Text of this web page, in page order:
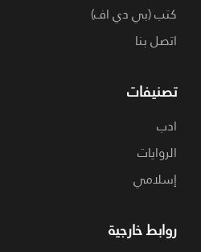
كتب (بي دي اف)
اتصل بنا
تصنيفات
ادب
الروايات
إسلامي
روابط خارجية